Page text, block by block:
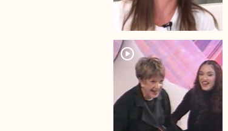
player2